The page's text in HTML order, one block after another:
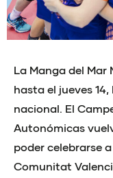
La Manga del Mar
hasta el jueves
nacional. El
Autonómicas
poder celebrarse
Comunitat